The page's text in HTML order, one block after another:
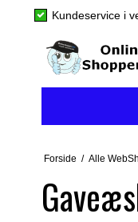
Kundeservice i
Forside / Alle